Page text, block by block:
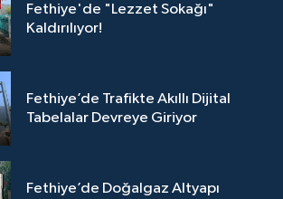
Fethiye'de "Lezzet Sokağı"
Kaldırılıyor!
Fethiye’de Trafikte Akıllı Dijital
Tabelalar Devreye Giriyor
Fethiye’de Doğalgaz Altyapı